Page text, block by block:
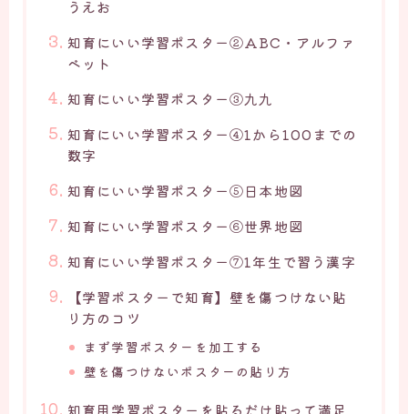
うえお
知育にいい学習ポスター②ABC・アルファ
ベット
知育にいい学習ポスター③九九
知育にいい学習ポスター④1から100までの
数字
知育にいい学習ポスター⑤日本地図
知育にいい学習ポスター⑥世界地図
知育にいい学習ポスター⑦1年生で習う漢字
【学習ポスターで知育】壁を傷つけない貼
り方のコツ
まず学習ポスターを加工する
壁を傷つけないポスターの貼り方
知育用学習ポスターを貼るだけ貼って満足